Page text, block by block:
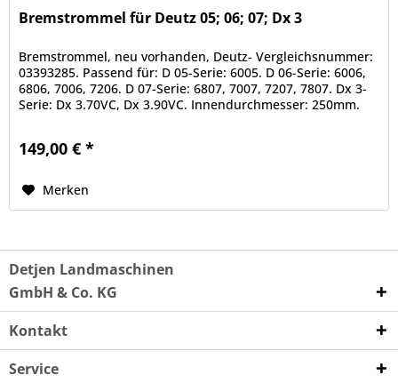
Bremstrommel für Deutz 05; 06; 07; Dx 3
Bremstrommel, neu vorhanden, Deutz- Vergleichsnummer:
03393285. Passend für: D 05-Serie: 6005. D 06-Serie: 6006,
6806, 7006, 7206. D 07-Serie: 6807, 7007, 7207, 7807. Dx 3-
Serie: Dx 3.70VC, Dx 3.90VC. Innendurchmesser: 250mm.
149,00 € *
Merken
Detjen Landmaschinen
GmbH & Co. KG
Kontakt
Service